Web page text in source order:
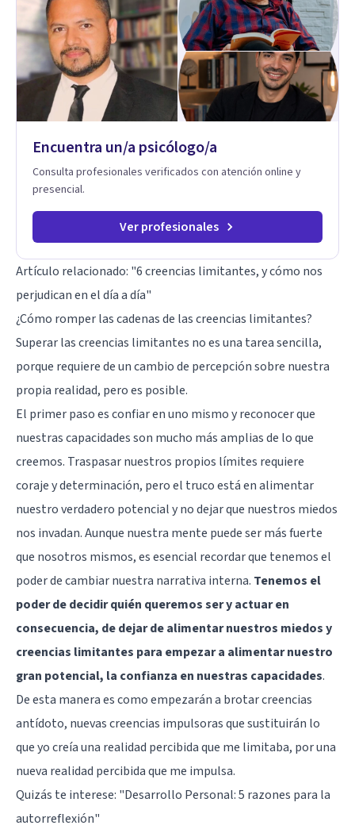
Encuentra un/a psicólogo/a
Consulta profesionales verificados con atención online y
presencial.
Ver profesionales
Artículo relacionado: "6 creencias limitantes, y cómo nos
perjudican en el día a día"
¿Cómo romper las cadenas de las creencias limitantes?
Superar las creencias limitantes no es una tarea sencilla,
porque requiere de un cambio de percepción sobre nuestra
propia realidad, pero es posible.
El primer paso es confiar en uno mismo y reconocer que
nuestras capacidades son mucho más amplias de lo que
creemos. Traspasar nuestros propios límites requiere
coraje y determinación, pero el truco está en alimentar
nuestro verdadero potencial y no dejar que nuestros miedos
nos invadan. Aunque nuestra mente puede ser más fuerte
que nosotros mismos, es esencial recordar que tenemos el
poder de cambiar nuestra narrativa interna. Tenemos el
poder de decidir quién queremos ser y actuar en
consecuencia, de dejar de alimentar nuestros miedos y
creencias limitantes para empezar a alimentar nuestro
gran potencial, la confianza en nuestras capacidades.
De esta manera es como empezarán a brotar creencias
antídoto, nuevas creencias impulsoras que sustituirán lo
que yo creía una realidad percibida que me limitaba, por una
nueva realidad percibida que me impulsa.
Quizás te interese: "Desarrollo Personal: 5 razones para la
autorreflexión"